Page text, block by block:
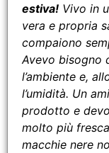
estiva! Vivo in
vera e propria
compaiono
Avevo bisogno
l’ambiente e,
l’umidità. Un
prodotto e
molto più
macchie nere